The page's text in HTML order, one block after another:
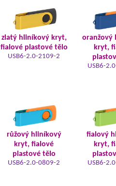
zlatý hliníkový kryt,
fialové plastové tělo
USB6-2.0-2109-2
oranžový
kryt,
USB6-
růžový hliníkový
kryt, fialové
plastové tělo
USB6-2.0-0809-2
fialový
kryt,
USB6-